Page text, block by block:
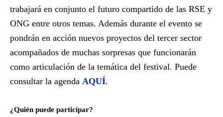
trabajará en conjunto el futuro compartido de las RSE y
ONG entre otros temas. Además durante el evento se
pondrán en acción nuevos proyectos del tercer sector
acompañados de muchas sorpresas que funcionarán
como articulación de la temática del festival. Puede
consultar la agenda AQUÍ.
¿Quién puede participar?